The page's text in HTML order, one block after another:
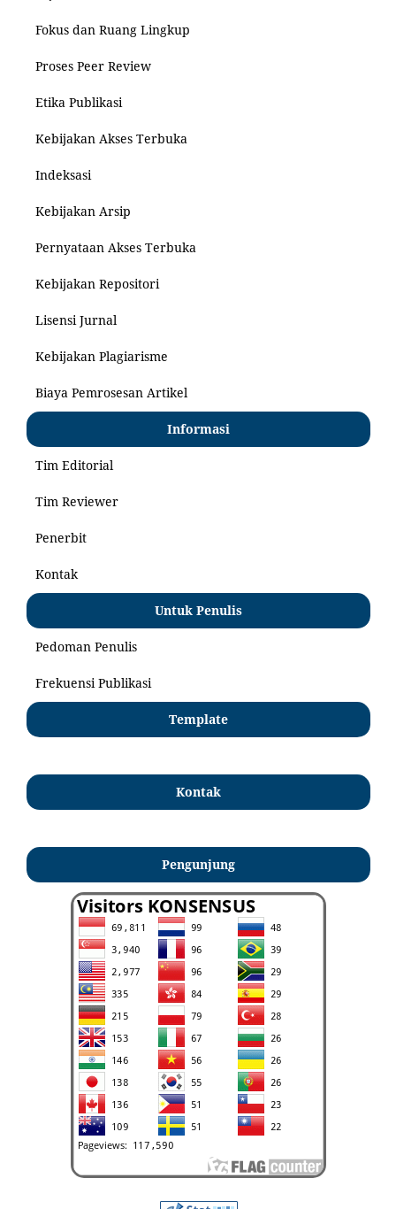
Fokus dan Ruang Lingkup
Proses Peer Review
Etika Publikasi
Kebijakan Akses Terbuka
Indeksasi
Kebijakan Arsip
Pernyataan Akses Terbuka
Kebijakan Repositori
Lisensi Jurnal
Kebijakan Plagiarisme
Biaya Pemrosesan Artikel
Informasi
Tim Editorial
Tim Reviewer
Penerbit
Kontak
Untuk Penulis
Pedoman Penulis
Frekuensi Publikasi
Template
Kontak
Pengunjung